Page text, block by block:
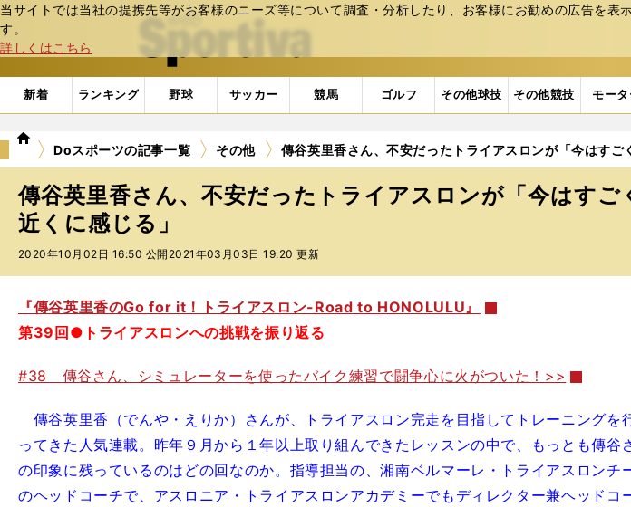
当サイトでは当社の提携先等がお客様のニーズ等について調査・分析したり、お客様にお勧めの広告を表
す。
詳しくはこちら
web Sportiva (webスポルティーバ)
新着 ランキング 野球 サッカー 競馬 ゴルフ その他球技 その他競技 モー
we
ポ
ル
テ
ィ
ー
Doスポーツの記事一覧 その他 傳谷英里香さん、不安だったトライアスロンが「今はすご
傳谷英里香さん、不安だったトライアスロンが「今はすご
近くに感じる」
2020年10月02日 16:50 公開 2021年03月03日 19:20 更新
『傳谷英里香のGo for it！トライアスロン-Road to HONOLULU』
第39回●トライアスロンへの挑戦を振り返る
#38 傳谷さん、シミュレーターを使ったバイク練習で闘争心に火がついた！>>
傳谷英里香（でんや・えりか）さんが、トライアスロン完走を目指してトレーニングを
ってきた人気連載。昨年９月から１年以上取り組んできたレッスンの中で、もっとも傳谷
の印象に残っているのはどの回なのか。指導担当の、湘南ベルマーレ・トライアスロンチ
のヘッドコーチで、アスロニア・トライアスロンアカデミーでもディレクター兼ヘッドコ